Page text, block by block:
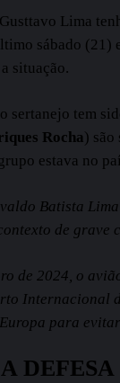
Lima
sábado (21)
situação.
sertanejo tem
Rocha)
estava no
Batista
de grave
de 2024, o
Internacional
para